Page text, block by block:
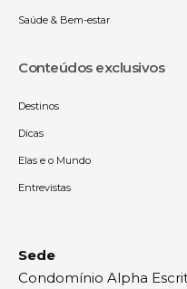
Saúde & Bem-estar
Conteúdos exclusivos
Destinos
Dicas
Elas e o Mundo
Entrevistas
Sede
Condomínio Alpha